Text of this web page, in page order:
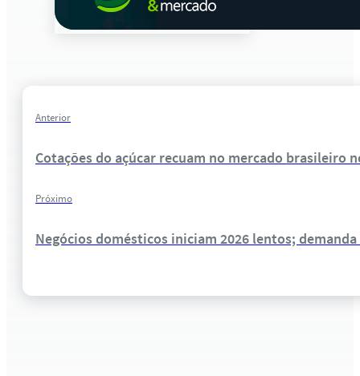
Anterior
Cotações do açúcar recuam no mercado brasileiro
Próximo
Negócios domésticos iniciam 2026 lentos;